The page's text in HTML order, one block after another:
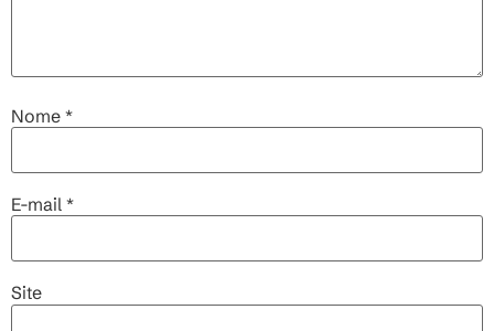
Nome *
E-mail *
Site